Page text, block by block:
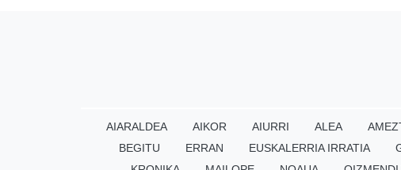
AIARALDEA AIKOR AIURRI ALEA
BEGITU
ERRAN EUSKALERRIA IRRATIA